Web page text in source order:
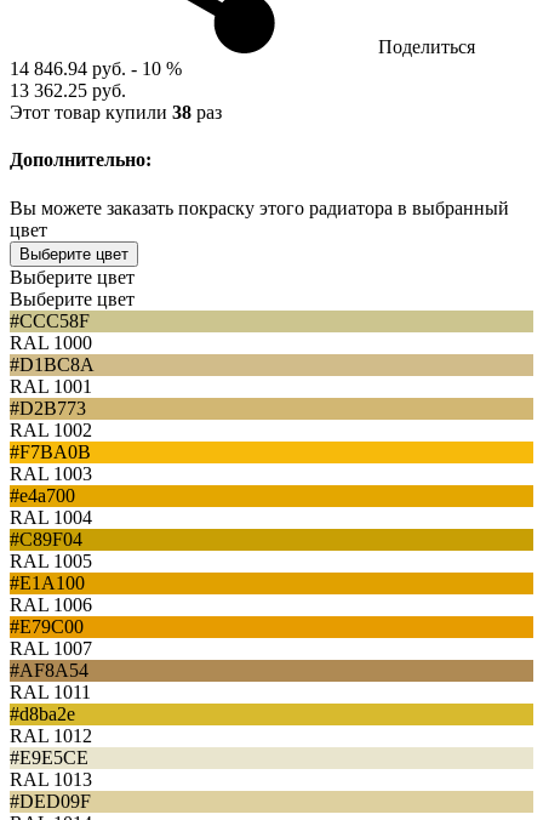
Поделиться
14 846.94 руб. - 10 %
13 362.25 руб.
Этот товар купили 38 раз
Дополнительно:
Вы можете заказать покраску этого радиатора в выбранный
цвет
Выберите цвет
Выберите цвет
Выберите цвет
#CCC58F
RAL 1000
#D1BC8A
RAL 1001
#D2B773
RAL 1002
#F7BA0B
RAL 1003
#e4a700
RAL 1004
#C89F04
RAL 1005
#E1A100
RAL 1006
#E79C00
RAL 1007
#AF8A54
RAL 1011
#d8ba2e
RAL 1012
#E9E5CE
RAL 1013
#DED09F